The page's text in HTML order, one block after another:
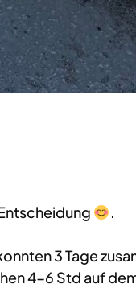
.
3 Tage
4-6 Std auf